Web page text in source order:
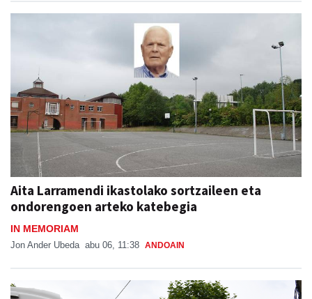
Aita Larramendi ikastolako sortzaileen eta
ondorengoen arteko katebegia
IN MEMORIAM
Jon Ander Ubeda abu 06, 11:38 ANDOAIN